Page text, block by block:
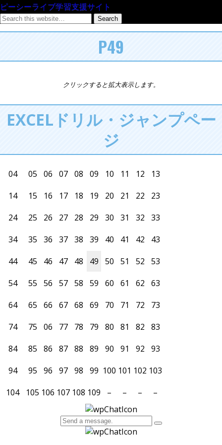
ピーシーライブ学習支援サイト
P49
クリックすると拡大表示します。
EXCELドリル・ジャンプペー
ジ
04 05 06 07 08 09 10 11 12
13
14
15 16 17 18 19 20 21 22
23
24
25 26 27 28 29 30 31 32
33
34
35 36 37 38 39 40 41 42
43
44
45 46 47 48 49 50 51 52
53
54
55 56 57 58 59 60 61 62
63
64
65 66 67 68 69 70 71 72
73
74
75 06 77 78 79 80 81 82
83
84
85 86 87 88 89 90 91 92
93
94
95 96 97 98 99 100 101 102 103
104
105 106 107 108 109 – – – –